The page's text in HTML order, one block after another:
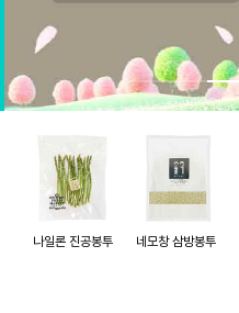
나일론 진공봉투 네모창 삼방봉투